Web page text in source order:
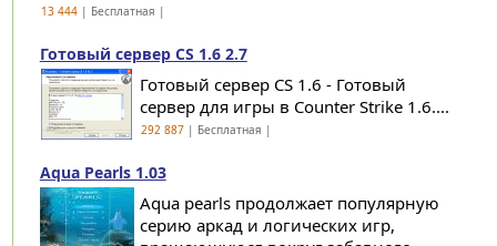
13 444| Бесплатная |
Готовый сервер CS 1.6 2.7
Готовый сервер CS 1.6 - Готовый
сервер для игры в Counter Strike 1.6....
292 887| Бесплатная |
Aqua Pearls 1.03
Aqua pearls продолжает популярную
серию аркад и логических игр,